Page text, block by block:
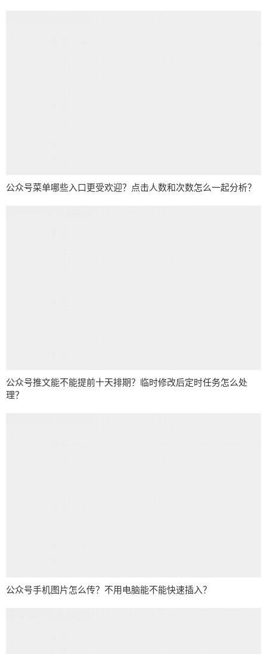
公众号菜单哪些入口更受欢迎？点击人数和次数怎么一起分析？
公众号推文能不能提前十天排期？临时修改后定时任务怎么处
理？
公众号手机图片怎么传？不用电脑能不能快速插入？